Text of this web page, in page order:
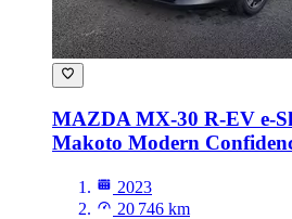
MAZDA MX-30 R-EV e-
Makoto Modern
2023
20 746 km